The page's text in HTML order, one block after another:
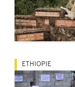
ETHIOPIE